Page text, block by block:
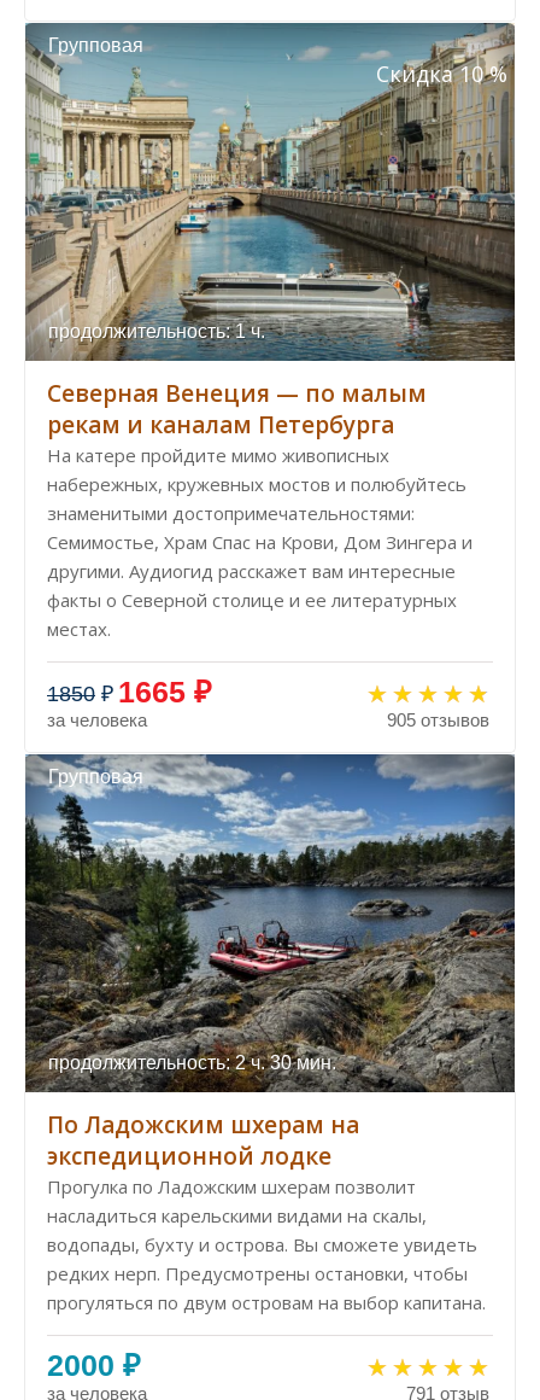
Групповая
продолжительность: 1 ч.
Скидка 10 %
Северная Венеция — по малым
рекам и каналам Петербурга
На катере пройдите мимо живописных
набережных, кружевных мостов и полюбуйтесь
знаменитыми достопримечательностями:
Семимостье, Храм Спас на Крови, Дом Зингера и
другими. Аудиогид расскажет вам интересные
факты о Северной столице и ее литературных
местах.
1850 ₽ 1665 ₽
за человека 905 отзывов
Групповая
продолжительность: 2 ч. 30 мин.
По Ладожским шхерам на
экспедиционной лодке
Прогулка по Ладожским шхерам позволит
насладиться карельскими видами на скалы,
водопады, бухту и острова. Вы сможете увидеть
редких нерп. Предусмотрены остановки, чтобы
прогуляться по двум островам на выбор капитана.
2000 ₽
за человека 791 отзыв